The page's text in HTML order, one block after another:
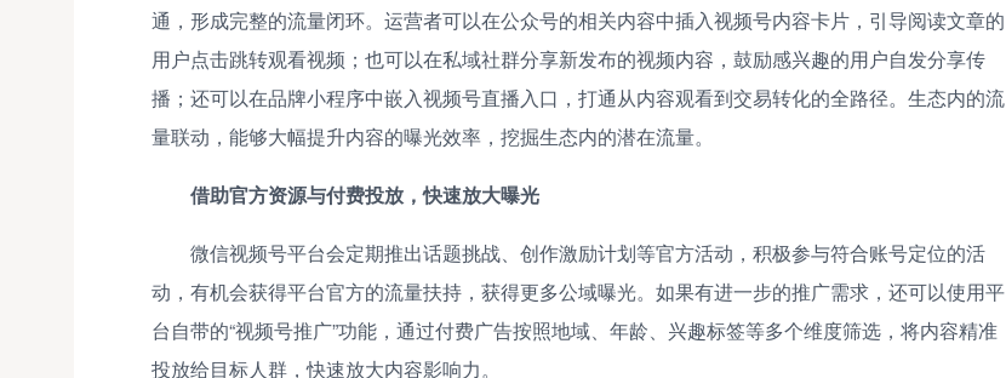
通，形成完整的流量闭环。运营者可以在公众号的相关内容中插入视频号内容卡片，引导阅读文章的
用户点击跳转观看视频；也可以在私域社群分享新发布的视频内容，鼓励感兴趣的用户自发分享传
播；还可以在品牌小程序中嵌入视频号直播入口，打通从内容观看到交易转化的全路径。生态内的流
量联动，能够大幅提升内容的曝光效率，挖掘生态内的潜在流量。
借助官方资源与付费投放，快速放大曝光
微信视频号平台会定期推出话题挑战、创作激励计划等官方活动，积极参与符合账号定位的活
动，有机会获得平台官方的流量扶持，获得更多公域曝光。如果有进一步的推广需求，还可以使用平
台自带的“视频号推广”功能，通过付费广告按照地域、年龄、兴趣标签等多个维度筛选，将内容精准
投放给目标人群，快速放大内容影响力。